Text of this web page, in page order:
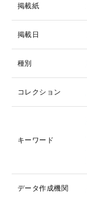
掲載紙
掲載日
種別
コレクション
キーワード
データ作成機関